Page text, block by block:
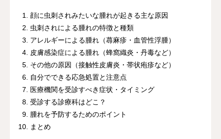
顔に虫刺されみたいな腫れが起きる主な原因
虫刺されによる腫れの特徴と種類
アレルギーによる腫れ（蕁麻疹・血管性浮腫）
皮膚感染症による腫れ（蜂窩織炎・丹毒など）
その他の原因（接触性皮膚炎・帯状疱疹など）
自分でできる応急処置と注意点
医療機関を受診すべき症状・タイミング
受診する診療科はどこ？
腫れを予防するためのポイント
まとめ